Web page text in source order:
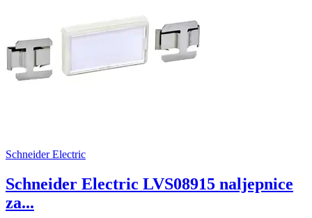
Schneider Electric
Schneider Electric LVS08915 naljepnice
za...